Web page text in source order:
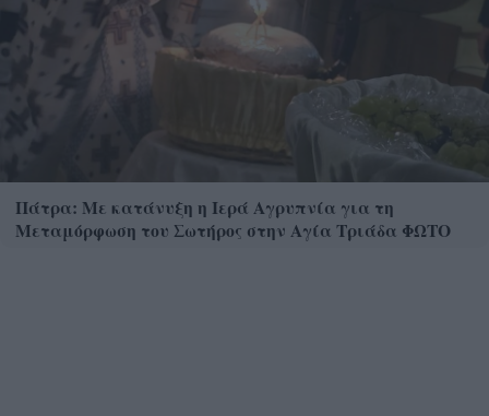
Πάτρα: Με κατάνυξη η Ιερά Αγρυπνία για τη
Μεταμόρφωση του Σωτήρος στην Αγία Τριάδα ΦΩΤΟ